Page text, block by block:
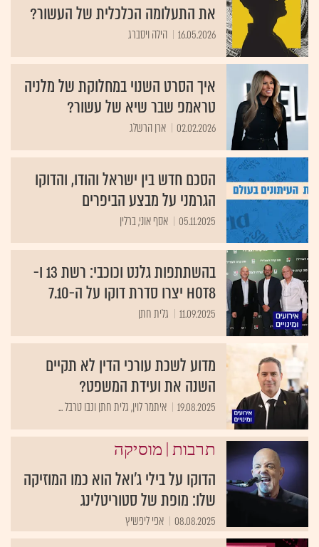
את התעלומה הכלכלית של העשור?
16.05.2026 הילה ויסברג
איך הסרט השנוי במחלוקת של מלניה
טראמפ שבר שיא של עשור?
02.02.2026 ארן הרשלג
הסכם חדש בין ישראל והודו, והדוקו
הגרמני על מבצע הביפרים
05.11.2025 אסף אוני, ברלין
בהשתתפות גלנט וכוכבי: רשת 13 ו-
HOT8 יצרו סדרת דוקו על ה-7.10
11.09.2025 גלית חתן
מדוע לשכת עורכי הדין לא תקיים
השנה את ועידת המשפט?
19.08.2025 איתמר לוין, גלית חתן ונבו טרבל ...
תרבות | מוסיקה
הדוקו על בילי ג'ואל הוא כמו המוזיקה
שלו: מופת של סטוריטלינג
08.08.2025 אפי ליפשיץ